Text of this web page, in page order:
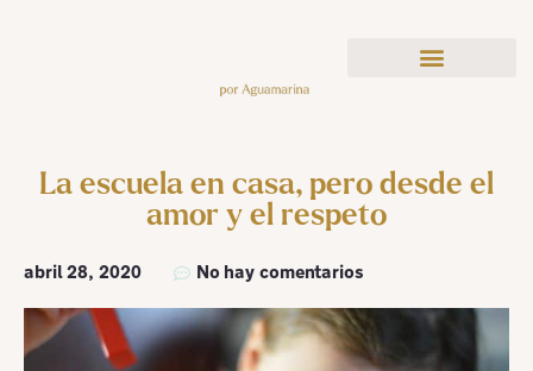
La escuela en casa, pero desde el
amor y el respeto
abril 28, 2020 No hay comentarios